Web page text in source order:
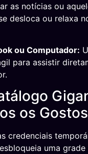
as notícias ou
desloca ou relaxa
ou Computador:
para assistir
os Gostos
credenciais
uma